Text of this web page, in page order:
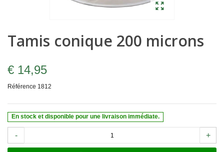
Tamis conique 200 microns
€ 14,95
Référence 1812
En stock et disponible pour une livraison immédiate.
- +